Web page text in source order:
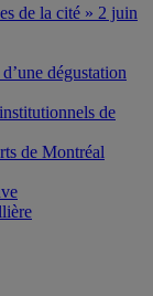
de la cité » 2 juin
dégustation
de
de Montréal